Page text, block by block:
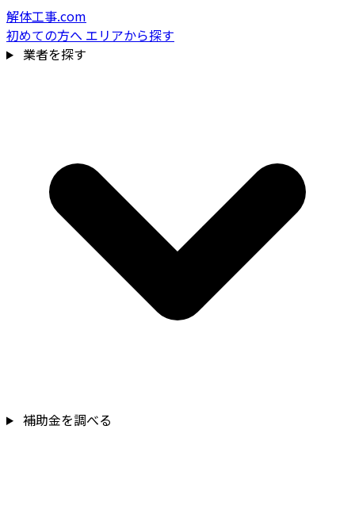
解体工事.com
初めての方へ エリアから探す
業者を探す
補助金を調べる